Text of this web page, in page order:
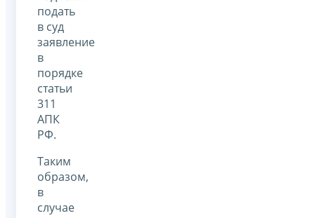
подать
в суд
заявление
в
порядке
статьи
311
АПК
РФ.
Таким
образом,
в
случае